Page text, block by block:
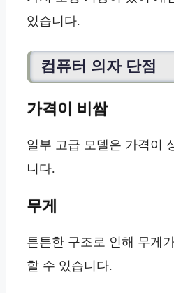
있습니다.
컴퓨터 의자 단점
가격이 비쌈
일부 고급 모델은 가격이
니다.
무게
튼튼한 구조로 인해 무게
할 수 있습니다.